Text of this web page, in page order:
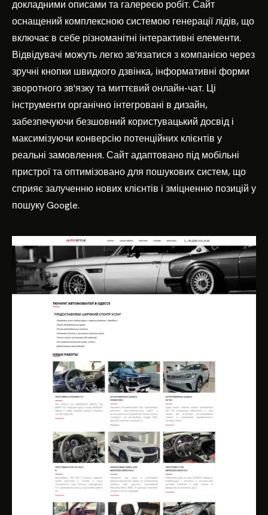
докладними описами та галереєю робіт. Сайт
оснащений комплексною системою генерації лідів, що
включає в себе різноманітні інтерактивні елементи.
Відвідувачі можуть легко зв'язатися з компанією через
зручні кнопки швидкого дзвінка, інформативні форми
зворотного зв'язку та миттєвий онлайн-чат. Ці
інструменти органічно інтегровані в дизайн,
забезпечуючи безшовний користувацький досвід і
максимізуючи конверсію потенційних клієнтів у
реальні замовлення. Сайт адаптовано під мобільні
пристрої та оптимізовано для пошукових систем, що
сприяє залученню нових клієнтів і зміцненню позицій у
пошуку Google.